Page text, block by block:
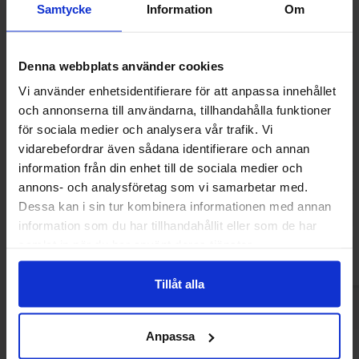
Samtycke Information Om
Denna webbplats använder cookies
Vi använder enhetsidentifierare för att anpassa innehållet
och annonserna till användarna, tillhandahålla funktioner
för sociala medier och analysera vår trafik. Vi
vidarebefordrar även sådana identifierare och annan
information från din enhet till de sociala medier och
annons- och analysföretag som vi samarbetar med.
Dessa kan i sin tur kombinera informationen med annan
information som du har tillhandahållit eller som de har
Tillåt alla
Anpassa
Jelly Belly Barbie 70g
34.93 kr
Köp
Jelly Belly